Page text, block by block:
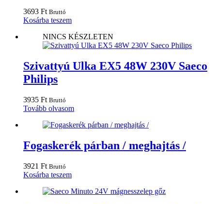
3693 Ft Bruttó
Kosárba teszem
NINCS KÉSZLETEN
Szivattyú Ulka EX5 48W 230V Saeco
Philips
3935 Ft Bruttó
Tovább olvasom
Fogaskerék párban / meghajtás /
3921 Ft Bruttó
Kosárba teszem